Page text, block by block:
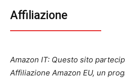
Affiliazione
Amazon IT: Questo sito
Affiliazione Amazon EU, un